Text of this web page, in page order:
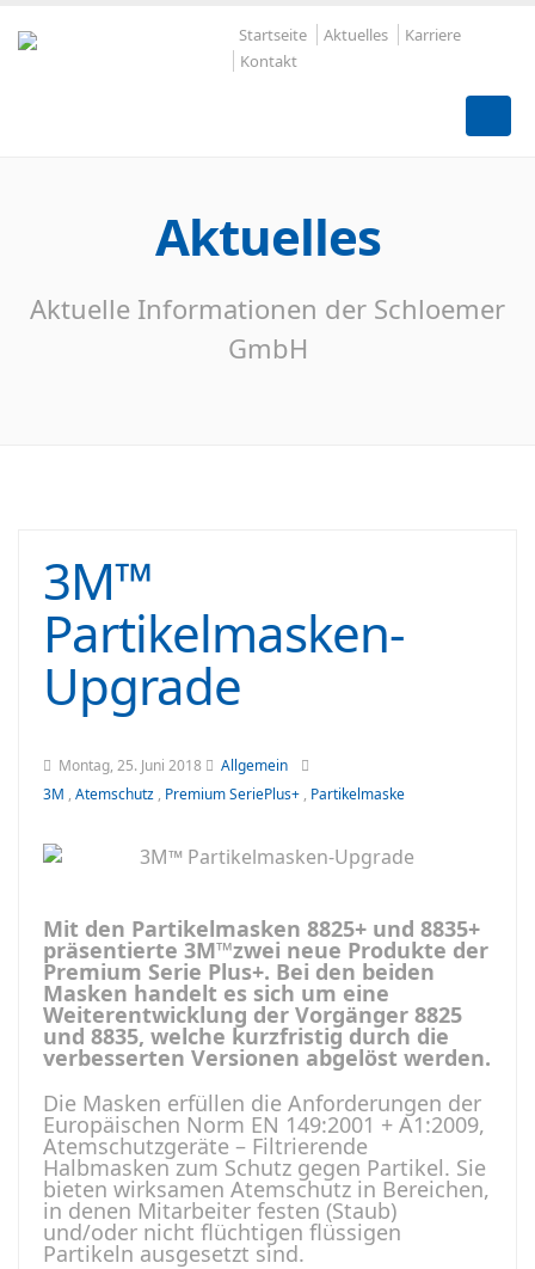
Startseite Aktuelles
Karriere
Kontakt
Aktuelles
Aktuelle Informationen der Schloemer
GmbH
3M™
Partikelmasken-
Upgrade
Montag, 25. Juni 2018
Allgemein
3M , Atemschutz , Premium SeriePlus+ , Partikelmaske
Mit den Partikelmasken 8825+ und 8835+
präsentierte 3M™zwei neue Produkte der
Premium Serie Plus+. Bei den beiden
Masken handelt es sich um eine
Weiterentwicklung der Vorgänger 8825
und 8835, welche kurzfristig durch die
verbesserten Versionen abgelöst werden.
Die Masken erfüllen die Anforderungen der
Europäischen Norm EN 149:2001 + A1:2009,
Atemschutzgeräte – Filtrierende
Halbmasken zum Schutz gegen Partikel. Sie
bieten wirksamen Atemschutz in Bereichen,
in denen Mitarbeiter festen (Staub)
und/oder nicht flüchtigen flüssigen
Partikeln ausgesetzt sind.